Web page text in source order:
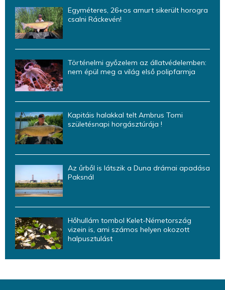
Egyméteres, 26+os amurt sikerült horogra
csalni Ráckevén!
Történelmi győzelem az állatvédelemben:
nem épül meg a világ első polipfarmja
Kapitáis halakkal telt Ambrus Tomi
születésnapi horgásztúrája !
Az űrből is látszik a Duna drámai apadása
Paksnál
Hőhullám tombol Kelet-Németország
vizein is, ami számos helyen okozott
halpusztulást